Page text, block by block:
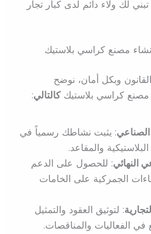
لك ولاء دائم لدى كبار تجار
مصنع كراسي بلاستيك
وبكل أمان، نوضح
مصنع كراسي بلاستيككالتالي:
: يثبت نشاطك رسمياً في
والمقاعد.
النهائي: للحصول على الدعم
الجمركية على الخامات
: لتوثيق العقود والتمثيل
الفعاليات والمناقصات.